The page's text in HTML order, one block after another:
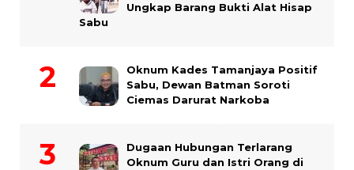
Ungkap Barang Bukti Alat Hisap
Sabu
Oknum Kades Tamanjaya Positif
Sabu, Dewan Batman Soroti
Ciemas Darurat Narkoba
Dugaan Hubungan Terlarang
Oknum Guru dan Istri Orang di